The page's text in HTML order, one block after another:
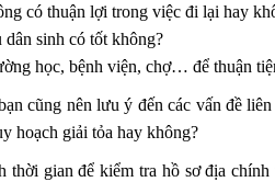
có thuận lợi trong việc đi lại hay
sinh có tốt không?
học, bệnh viện, chợ… để thuận
cũng nên lưu ý đến các vấn đề
hoạch giải tỏa hay không?
thời gian để kiểm tra hồ sơ địa